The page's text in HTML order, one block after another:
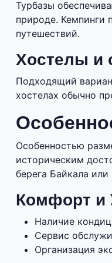
Турбазы
природе. Кемпинги
путешествий.
Хостелы и
Подходящий
хостелах обычно
Особенностью
историческим
берега Байкала
Комфорт и
Наличие
Сервис
Организация